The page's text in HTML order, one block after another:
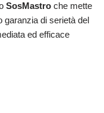
SosMastro che mette
garanzia di serietà del
ed efficace